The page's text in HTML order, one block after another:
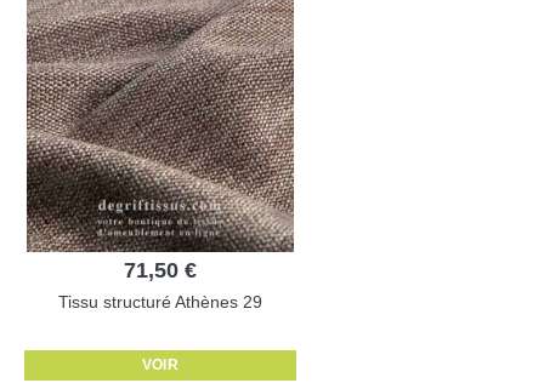
71,50 €
Tissu structuré Athènes 29
VOIR